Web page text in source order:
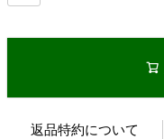
返品特約について